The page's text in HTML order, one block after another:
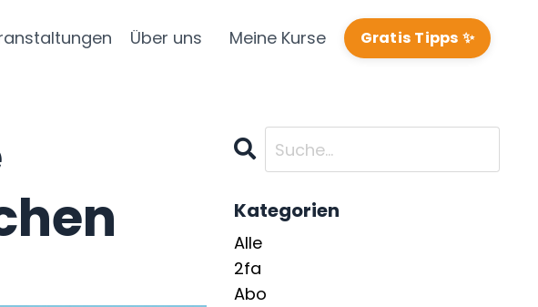
Über uns Meine Kurse Gratis Tipps ✨
Kategorien
Alle
2fa
Abo